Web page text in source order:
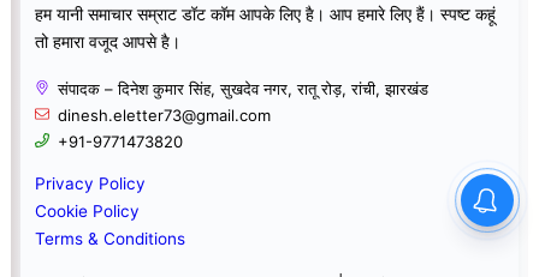
हम यानी समाचार सम्राट डॉट कॉम आपके लिए है। आप हमारे लिए हैं। स्पष्ट कहूं
तो हमारा वजूद आपसे है।
संपादक – दिनेश कुमार सिंह, सुखदेव नगर, रातू रोड़, रांची, झारखंड
dinesh.eletter73@gmail.com
+91-9771473820
Privacy Policy
Cookie Policy
Terms & Conditions